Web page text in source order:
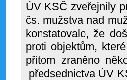
ÚV KSČ zveřejnily
čs. mužstva nad
konstatovalo, že
proti objektům,
přitom zraněno
předsednictva ÚV